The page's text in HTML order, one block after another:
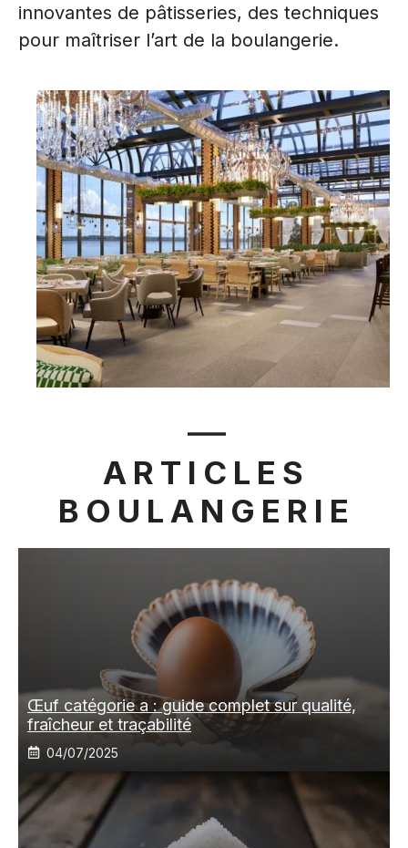
innovantes de pâtisseries, des techniques
pour maîtriser l’art de la boulangerie.
ARTICLES
BOULANGERIE
Œuf catégorie a : guide complet sur qualité,
fraîcheur et traçabilité
04/07/2025